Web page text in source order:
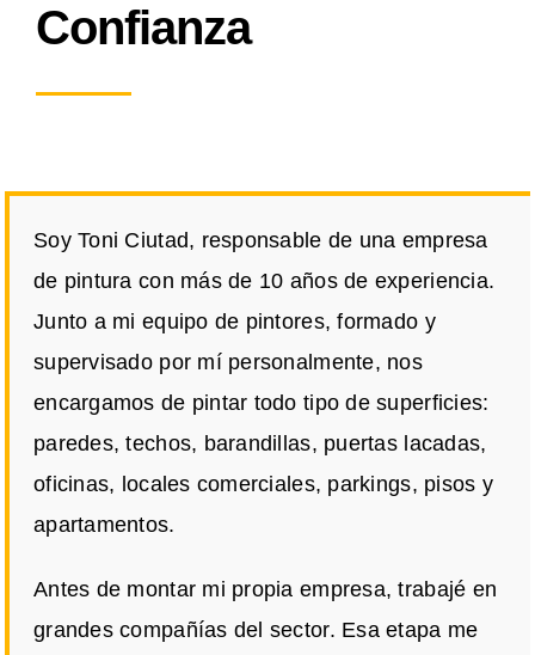
Confianza
Soy Toni Ciutad, responsable de una empresa
de pintura con más de 10 años de experiencia.
Junto a mi equipo de pintores, formado y
supervisado por mí personalmente, nos
encargamos de pintar todo tipo de superficies:
paredes, techos, barandillas, puertas lacadas,
oficinas, locales comerciales, parkings, pisos y
apartamentos.
Antes de montar mi propia empresa, trabajé en
grandes compañías del sector. Esa etapa me